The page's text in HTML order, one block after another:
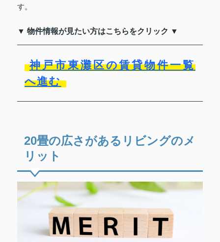
す。
▼ 物件情報が見たい方はこちらをクリック ▼
神戸市東灘区の賃貸物件一覧
へ進む
20畳の広さがあるリビングのメ
リット